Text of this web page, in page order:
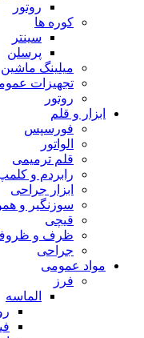
روتور
کوره ها
سینتر
پرسلن
میلینگ ماشین
تجهیزات
روتور
ابزار و قلم
فورسپس
الواتور
قلم ترمیمی
رابردم و
ابزار جراحی
سوزنگیر و
قیچی
ظرف و
جراحی
مواد عمومی
فرز
الماسه